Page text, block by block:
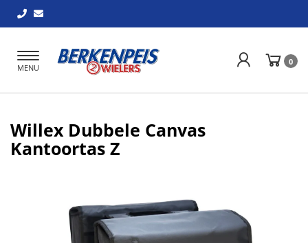
Toggle
navigation
MENU
0
Willex Dubbele Canvas
Kantoortas Z